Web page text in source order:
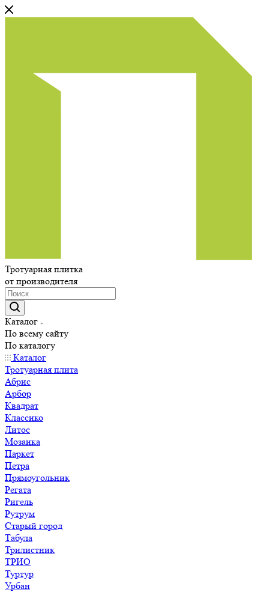
Тротуарная плитка
от производителя
Каталог
По всему сайту
По каталогу
Каталог
Тротуарная плита
Абрис
Арбор
Квадрат
Классико
Литос
Мозаика
Паркет
Петра
Прямоугольник
Регата
Ригель
Рутрум
Старый город
Табула
Трилистник
ТРИО
Туртур
Урбан